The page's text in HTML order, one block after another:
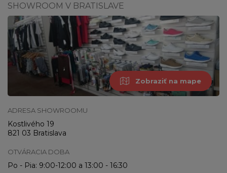
SHOWROOM V BRATISLAVE
Zobraziť na mape
ADRESA SHOWROOMU
Kostlivého 19
821 03 Bratislava
OTVÁRACIA DOBA
Po - Pia: 9:00-12:00 a 13:00 - 16:30